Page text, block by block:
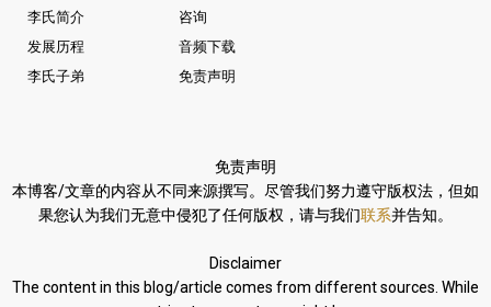
李氏简介
发展历程
李氏子弟
咨询
音频下载
免责声明
免责声明
本博客/文章的内容从不同来源撰写。 尽管我们努力遵守版权法， 但如
果您认为我们无意中侵犯了任何版权，请与我们联系并告知。
Disclaimer
The content in this blog/article comes from different sources. While